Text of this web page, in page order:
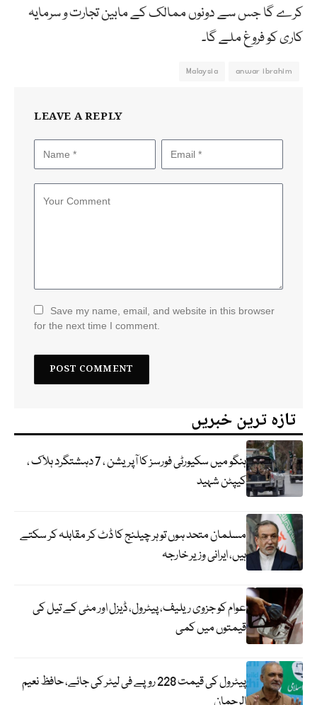
کرے گا جس سے دونوں ممالک کے مابین تجارت و سرمایہ
کاری کو فروغ ملے گا۔
anwar ibrahim
Malaysia
LEAVE A REPLY
Save my name, email, and website in this browser
for the next time I comment.
تازہ ترین خبریں
ہنگو میں سکیورٹی فورسز کا آپریشن ، 7 دہشتگرد ہلاک ،
کیپٹن شہید
مسلمان متحد ہوں تو ہر چیلنج کا ڈٹ کر مقابلہ کر سکتے
ہیں، ایرانی وزیر خارجہ
عوام کو جزوی ریلیف، پیٹرول، ڈیزل اور مٹی کے تیل کی
قیمتوں میں کمی
پیٹرول کی قیمت 228 روپے فی لیٹر کی جائے، حافظ نعیم